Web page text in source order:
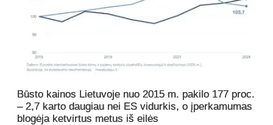
Būsto kainos Lietuvoje nuo 2015 m. pakilo 177 proc.
– 2,7 karto daugiau nei ES vidurkis, o įperkamumas
blogėja ketvirtus metus iš eilės